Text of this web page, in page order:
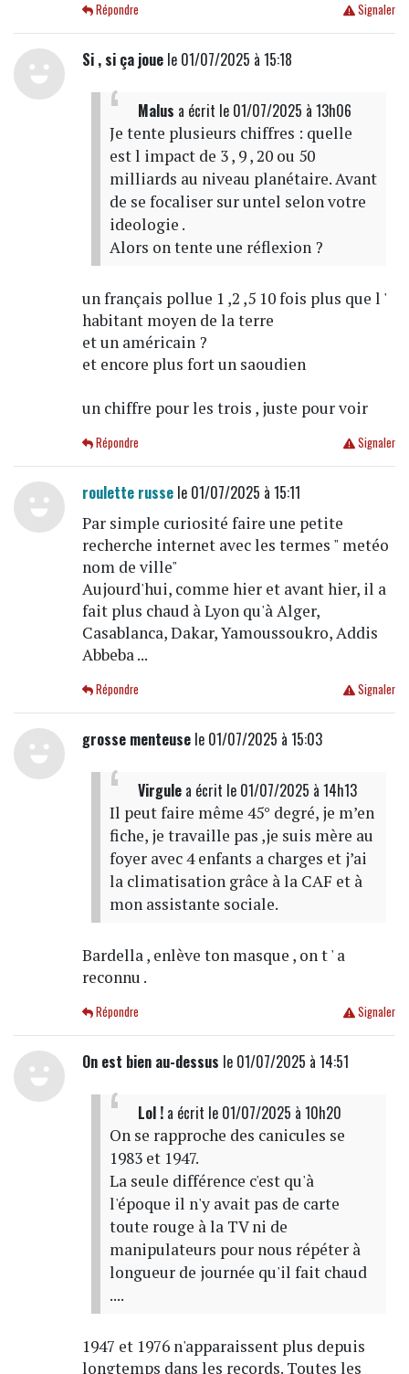
Signaler
Répondre
Si , si ça jouele 01/07/2025 à 15:18
Malus a écrit le 01/07/2025 à 13h06
Je tente plusieurs chiffres : quelle
est l impact de 3 , 9 , 20 ou 50
milliards au niveau planétaire. Avant
de se focaliser sur untel selon votre
ideologie .
Alors on tente une réflexion ?
un français pollue 1 ,2 ,5 10 fois plus que l '
habitant moyen de la terre
et un américain ?
et encore plus fort un saoudien
un chiffre pour les trois , juste pour voir
Signaler
Répondre
roulette russele 01/07/2025 à 15:11
Par simple curiosité faire une petite
recherche internet avec les termes " metéo
nom de ville"
Aujourd'hui, comme hier et avant hier, il a
fait plus chaud à Lyon qu'à Alger,
Casablanca, Dakar, Yamoussoukro, Addis
Abbeba ...
Signaler
Répondre
grosse menteusele 01/07/2025 à 15:03
Virgulea écrit le 01/07/2025 à 14h13
Il peut faire même 45° degré, je m’en
fiche, je travaille pas ,je suis mère au
foyer avec 4 enfants a charges et j’ai
la climatisation grâce à la CAF et à
mon assistante sociale.
Bardella , enlève ton masque , on t ' a
reconnu .
Signaler
Répondre
On est bien au-dessus le 01/07/2025 à 14:51
Lol !a écrit le 01/07/2025 à 10h20
On se rapproche des canicules se
1983 et 1947.
La seule différence c'est qu'à
l'époque il n'y avait pas de carte
toute rouge à la TV ni de
manipulateurs pour nous répéter à
longueur de journée qu'il fait chaud
....
1947 et 1976 n'apparaissent plus depuis
longtemps dans les records. Toutes les